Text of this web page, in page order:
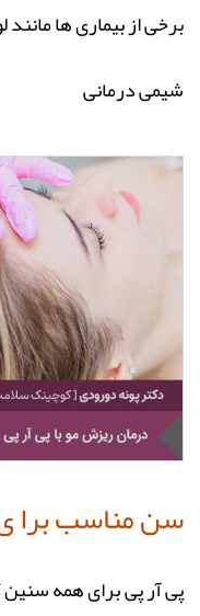
برخی از بیماری ها
شیمی درمانی
سن مناسب برا
پی آر پی برای همه